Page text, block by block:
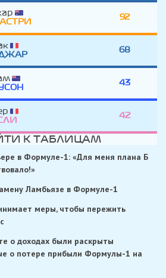
92
68
43
42
К ТАБЛИЦАМ
в Формуле-1: «Для меня плана Б
Ламбьязе в Формуле-1
меры, чтобы пережить
о доходах были раскрыты
о потере прибыли Формулы-1 на